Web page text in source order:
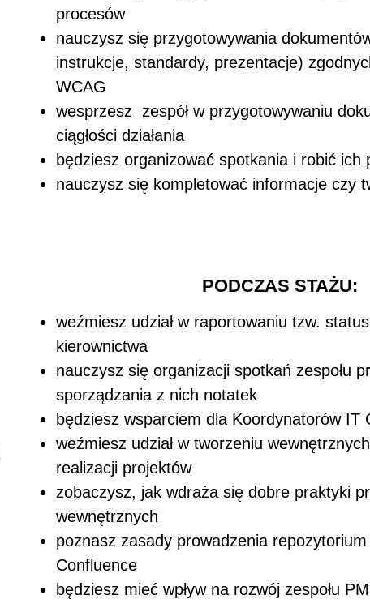
procesów
nauczysz się przygotowywania
instrukcje, standardy, prezentacje)
WCAG
wesprzesz zespół w przygotowywaniu
ciągłości działania
będziesz organizować spotkania i robić ich
nauczysz się kompletować informacje czy
PODCZAS STAŻU:
weźmiesz udział w raportowaniu tzw.
kierownictwa
nauczysz się organizacji spotkań zespołu
sporządzania z nich notatek
będziesz wsparciem dla Koordynatorów IT
weźmiesz udział w tworzeniu
realizacji projektów
zobaczysz, jak wdraża się dobre praktyki
wewnętrznych
poznasz zasady prowadzenia
Confluence
będziesz mieć wpływ na rozwój zespołu